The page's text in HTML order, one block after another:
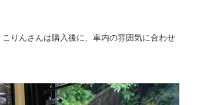
りんさんは購入後に、車内の雰囲気に合わせ